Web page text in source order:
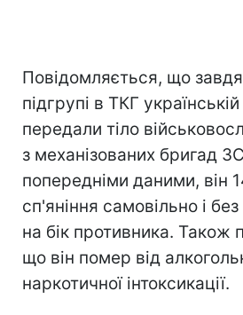
Повідомляється, що
підгрупі в ТКГ
передали тіло
з механізованих бригад
попередніми даними, він
сп'яніння самовільно і
на бік противника. Також
що він помер від
наркотичної інтоксикації.